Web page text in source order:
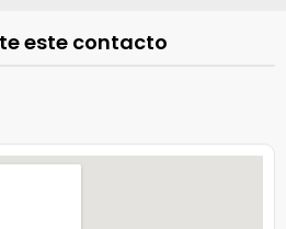
este contacto